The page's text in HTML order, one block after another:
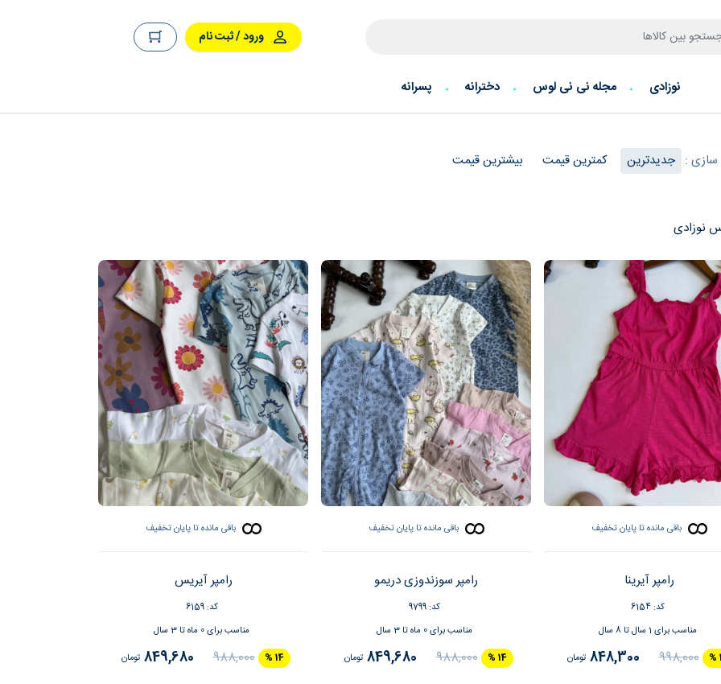
ورود / ثبت نام
نوزادی مجله نی نی لوس دخترانه پسرانه
: جدیدترین کمترین قیمت بیشترین قیمت
نوزادی
باقی مانده تا پایان تخفیف
رامپر آیرینا
کد: 6154
مناسب برای 1 سال تا 8 سال
848,300 تومان 998,000
باقی مانده تا پایان تخفیف
رامپر سوزندوزی دریمو
کد: 9799
مناسب برای 0 ماه تا 3 سال
849,680 تومان 14 %
988,000
باقی مانده تا پایان تخفیف
رامپر آیریس
کد: 6159
مناسب برای 0 ماه تا 3 سال
849,680 تومان 14 %
988,000